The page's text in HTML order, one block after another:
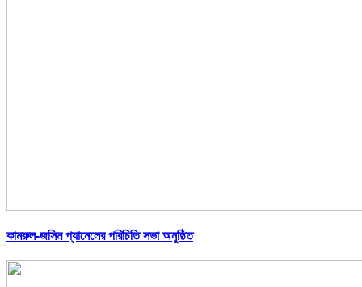
কামরুল-জসিম প্যানেলের পরিচিতি সভা অনুষ্ঠিত